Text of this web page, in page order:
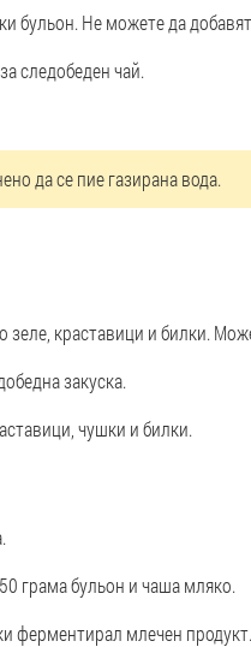
бульон. Не можете да
следобеден чай.
да се пие газирана вода.
зеле, краставици и билки.
закуска.
чушки и билки.
грама бульон и чаша мляко.
ферментирал млечен продукт.